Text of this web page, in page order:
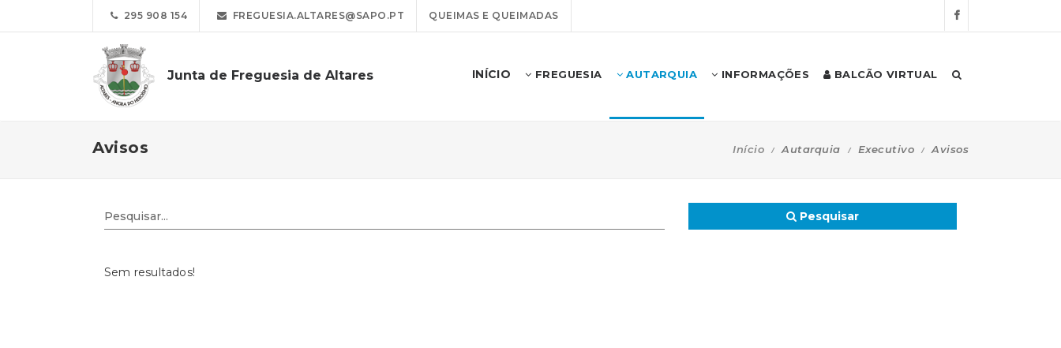
295 908 154 FREGUESIA.ALTARES@SAPO.PT QUEIMAS E QUEIMADAS
Junta de Freguesia de Altares INÍCIO FREGUESIA AUTARQUIA INFORMAÇÕES BALCÃO VIRTUAL
Avisos Início Autarquia Executivo Avisos
Pesquisar
Sem resultados!